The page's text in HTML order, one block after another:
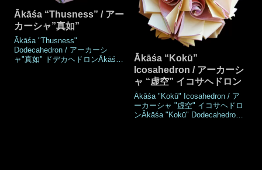
Ākāśa “Thusness” / アー
カーシャ”真如”
Ākāśa "Thusness"
Dodecahedron / アーカーシ
ャ"真如" ドデカヘドロンĀkāśa
Ākāśa “Kokū”
Icosahedron / アーカーシ
ャ “虚空” イコサヘドロン
Ākāśa "Kokū" Icosahedron / ア
ーカーシャ "虚空" イコサヘドロ
ンĀkāśa "Kokū" Dodecahedron /